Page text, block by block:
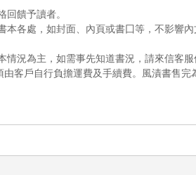
饋予讀者。
各處，如封面、內頁或書囗等，不影響
況為主，如需事先知道書況，請來信客
客戶自行負擔運費及手續費。風漬書售完